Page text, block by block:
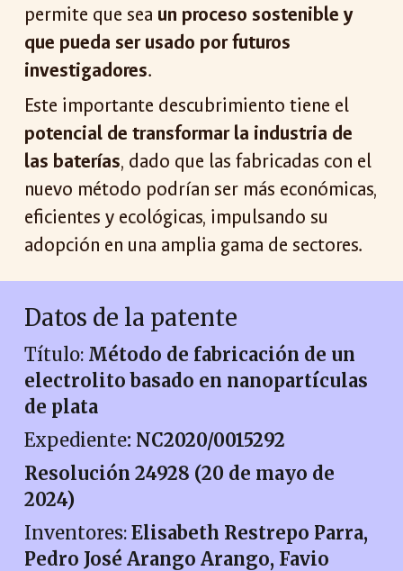
permite que sea un proceso sostenible y
que pueda ser usado por futuros
investigadores.
Este importante descubrimiento tiene el
potencial de transformar la industria de
las baterías, dado que las fabricadas con el
nuevo método podrían ser más económicas,
eficientes y ecológicas, impulsando su
adopción en una amplia gama de sectores.
Datos de la patente
Título: Método de fabricación de un
electrolito basado en nanopartículas
de plata
Expediente: NC2020/0015292
Resolución 24928 (20 de mayo de
2024)
Inventores:Elisabeth Restrepo Parra,
Pedro José Arango Arango, Favio